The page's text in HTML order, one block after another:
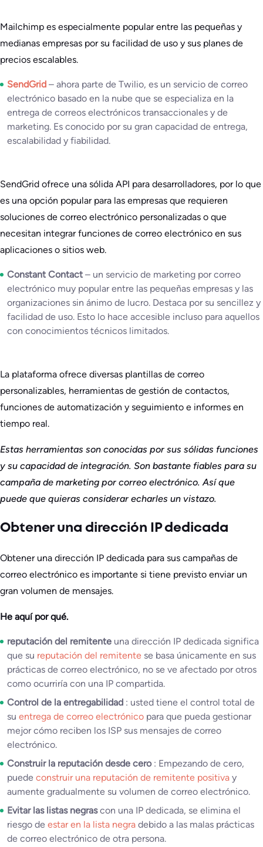
Mailchimp es especialmente popular entre las pequeñas y
medianas empresas por su facilidad de uso y sus planes de
precios escalables.
SendGrid – ahora parte de Twilio, es un servicio de correo
electrónico basado en la nube que se especializa en la
entrega de correos electrónicos transaccionales y de
marketing. Es conocido por su gran capacidad de entrega,
escalabilidad y fiabilidad.
SendGrid ofrece una sólida API para desarrolladores, por lo que
es una opción popular para las empresas que requieren
soluciones de correo electrónico personalizadas o que
necesitan integrar funciones de correo electrónico en sus
aplicaciones o sitios web.
Constant Contact – un servicio de marketing por correo
electrónico muy popular entre las pequeñas empresas y las
organizaciones sin ánimo de lucro. Destaca por su sencillez y
facilidad de uso. Esto lo hace accesible incluso para aquellos
con conocimientos técnicos limitados.
La plataforma ofrece diversas plantillas de correo
personalizables, herramientas de gestión de contactos,
funciones de automatización y seguimiento e informes en
tiempo real.
Estas herramientas son conocidas por sus sólidas funciones
y su capacidad de integración. Son bastante fiables para su
campaña de marketing por correo electrónico. Así que
puede que quieras considerar echarles un vistazo.
Obtener una dirección IP dedicada
Obtener una dirección IP dedicada para sus campañas de
correo electrónico es importante si tiene previsto enviar un
gran volumen de mensajes.
He aquí por qué.
reputación del remitente una dirección IP dedicada significa
que su reputación del remitente se basa únicamente en sus
prácticas de correo electrónico, no se ve afectado por otros
como ocurriría con una IP compartida.
Control de la entregabilidad : usted tiene el control total de
su entrega de correo electrónico para que pueda gestionar
mejor cómo reciben los ISP sus mensajes de correo
electrónico.
Construir la reputación desde cero : Empezando de cero,
puede construir una reputación de remitente positiva y
aumente gradualmente su volumen de correo electrónico.
Evitar las listas negrascon una IP dedicada, se elimina el
riesgo de estar en la lista negra debido a las malas prácticas
de correo electrónico de otra persona.